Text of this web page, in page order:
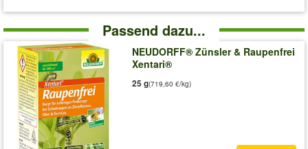
Passend dazu...
NEUDORFF® Zünsler & Raupenfrei
Xentari®
25 g(719,60 €/kg)